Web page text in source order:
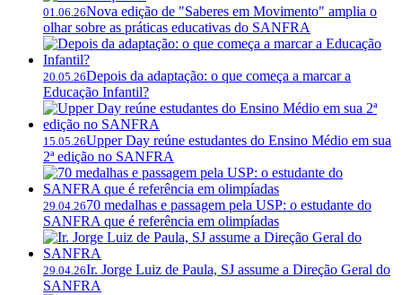
01.06.26Nova edição de "Saberes em Movimento" amplia o
olhar sobre as práticas educativas do SANFRA
20.05.26Depois da adaptação: o que começa a marcar a
Educação Infantil?
15.05.26Upper Day reúne estudantes do Ensino Médio em sua
2ª edição no SANFRA
29.04.2670 medalhas e passagem pela USP: o estudante do
SANFRA que é referência em olimpíadas
29.04.26Ir. Jorge Luiz de Paula, SJ assume a Direção Geral do
SANFRA